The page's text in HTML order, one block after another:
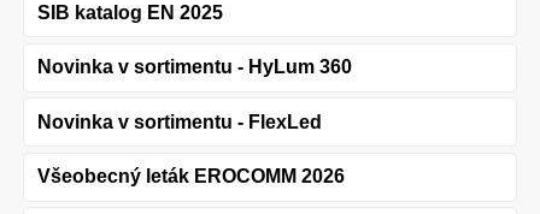
SIB katalog EN 2025
Novinka v sortimentu - HyLum 360
Novinka v sortimentu - FlexLed
Všeobecný leták EROCOMM 2026